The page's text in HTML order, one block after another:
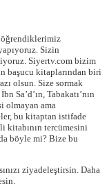
öğrendiklerimiz
Sizin
Siyertv.com bizim
başucu kitaplarından biri
olsun. Size sormak
Sa’d’ın, Tabakatı’nın
olmayan ama
bu kitaptan istifade
kitabının tercümesini
böyle mi? Bize bu
ziyadeleştirsin. Daha